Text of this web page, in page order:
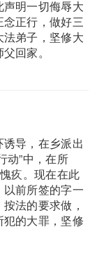
明一切侮辱大
正行，做好三
弟子，坚修大
回家。
导，在乡派出
动”中，在所
疚。现在在此
前所签的字一
法的要求做，
的大罪，坚修